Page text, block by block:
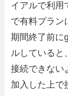
イアルで利用
で有料プラン
期間終了前に
ルしていると
接続できない
加入した上で